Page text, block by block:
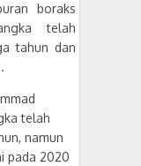
boraks
telah
tahun dan
telah
namun
pada 2020